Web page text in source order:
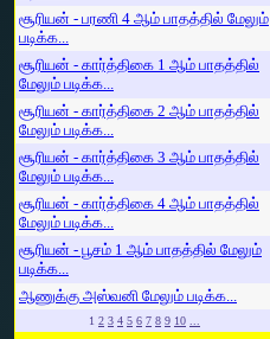
சூரியன் - பரணி 4 ஆம் பாதத்தில் மேலும்
படிக்க...
சூரியன் - கார்த்திகை 1 ஆம் பாதத்தில்
மேலும் படிக்க...
சூரியன் - கார்த்திகை 2 ஆம் பாதத்தில்
மேலும் படிக்க...
சூரியன் - கார்த்திகை 3 ஆம் பாதத்தில்
மேலும் படிக்க...
சூரியன் - கார்த்திகை 4 ஆம் பாதத்தில்
மேலும் படிக்க...
சூரியன் - பூசம் 1 ஆம் பாதத்தில் மேலும்
படிக்க...
ஆணுக்கு அஸ்வனி மேலும் படிக்க...
1 2 3 4 5 6 7 8 9 10 ...